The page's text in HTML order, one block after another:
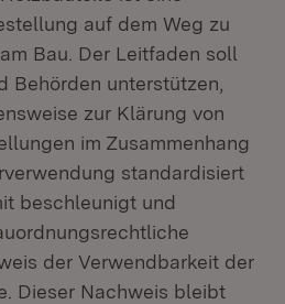
auf dem Weg zu
Bau. Der Leitfaden soll
Behörden unterstützen,
zur Klärung von
im Zusammenhang
standardisiert
beschleunigt und
der Verwendbarkeit der
Dieser Nachweis bleibt